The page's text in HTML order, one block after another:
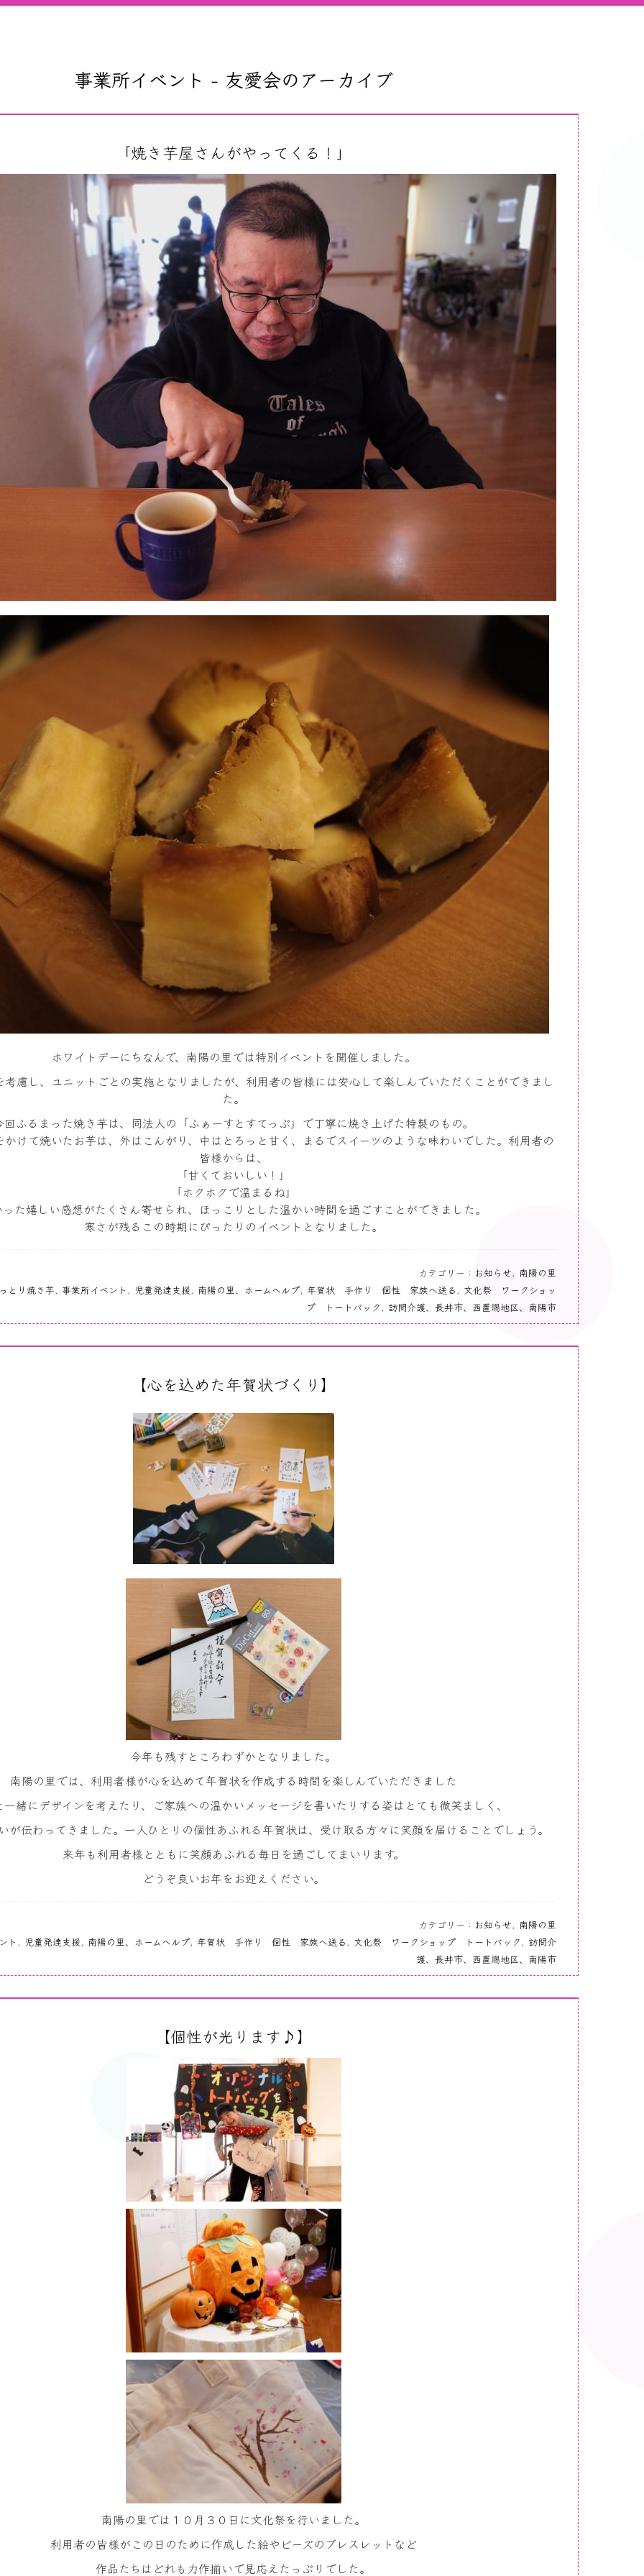
事業所イベント - 友愛会のアーカイブ
「焼き芋屋さんがやってくる！」
ホワイトデーにちなんで、南陽の里では特別イベントを開催しました。
慮し、ユニットごとの実施となりましたが、利用者の皆様には安心して楽しんでいただくことができまし
た。
回ふるまった焼き芋は、同法人の「ふぁーすとすてっぷ」で丁寧に焼き上げた特製のもの。
かけて焼いたお芋は、外はこんがり、中はとろっと甘く、まるでスイーツのような味わいでした。利用者の
皆様からは、
「甘くておいしい！」
「ホクホクで温まるね」
った嬉しい感想がたくさん寄せられ、ほっこりとした温かい時間を過ごすことができました。
寒さが残るこの時期にぴったりのイベントとなりました。
カテゴリー： お知らせ, 南陽の里
とり焼き芋, 事業所イベント , 児童発達支援, 南陽の里、ホームヘルプ, 年賀状 手作り 個性 家族へ送る , 文化祭 ワークショッ
プ トートバック , 訪問介護、長井市、西置賜地区、南陽市
【心を込めた年賀状づくり】
今年も残すところわずかとなりました。
南陽の里では、利用者様が心を込めて年賀状を作成する時間を楽しんでいただきました
一緒にデザインを考えたり、ご家族への温かいメッセージを書いたりする姿はとても微笑ましく、
が伝わってきました。一人ひとりの個性あふれる年賀状は、受け取る方々に笑顔を届けることでしょう。
来年も利用者様とともに笑顔あふれる毎日を過ごしてまいります。
どうぞ良いお年をお迎えください。
カテゴリー： お知らせ, 南陽の里
ト , 児童発達支援, 南陽の里、ホームヘルプ, 年賀状 手作り 個性 家族へ送る , 文化祭 ワークショップ トートバック , 訪問介
護、長井市、西置賜地区、南陽市
【個性が光ります♪】
南陽の里では１０月３０日に文化祭を行いました。
利用者の皆様がこの日のために作成した絵やビーズのブレスレットなど
作品たちはどれも力作揃いで見応えたっぷりでした。